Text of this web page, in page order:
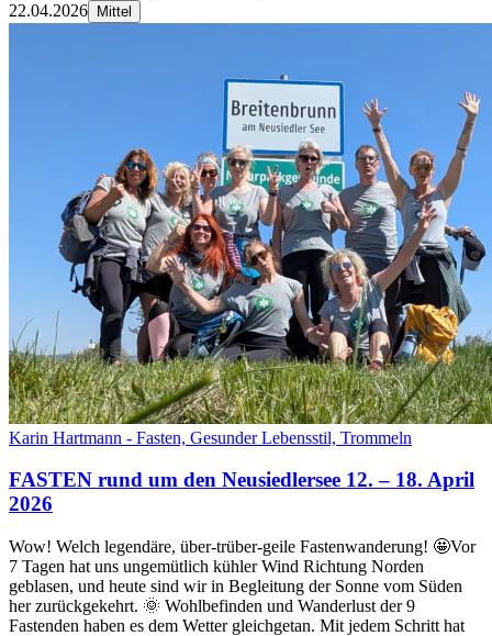
22.04.2026 Mittel
Karin Hartmann - Fasten, Gesunder Lebensstil, Trommeln
FASTEN rund um den Neusiedlersee 12. – 18. April
2026
Wow! Welch legendäre, über-trüber-geile Fastenwanderung! 🤩Vor
7 Tagen hat uns ungemütlich kühler Wind Richtung Norden
geblasen, und heute sind wir in Begleitung der Sonne vom Süden
her zurückgekehrt. 🌞 Wohlbefinden und Wanderlust der 9
Fastenden haben es dem Wetter gleichgetan. Mit jedem Schritt hat